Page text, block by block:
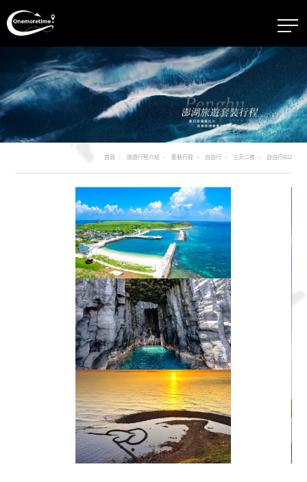
首頁 旅遊行程介紹 套裝行程 自由行 三天二夜 自由行B12